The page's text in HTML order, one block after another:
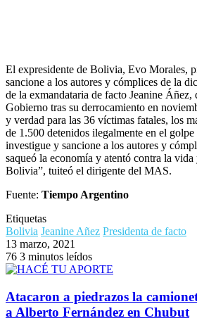
Gobierno tras su derrocamiento en
y verdad para las 36 víctimas fatales, los
de 1.500 detenidos ilegalmente en el golpe
investigue y sancione a los autores y
saqueó la economía y atentó contra la
Bolivia”, tuiteó el dirigente del MAS.
Fuente:Tiempo Argentino
Bolivia Jeanine Añez Presidenta de facto
763 minutos leídos
Atacaron a piedrazos la
a Alberto Fernández en Chubut
El Presidente sobrevoló las
incendios en Chubut y anunció